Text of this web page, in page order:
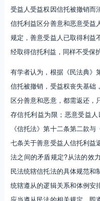
受益人受益权因信托被撤销而
信托利益区分善意和恶意受益
规定，善意受益人已取得利益
经取得信托利益，同样不受保护
有学者认为，根据《民法典》
信托被撤销，受益权丧失基础
区分善意和恶意，都需返还，
存信托利益为限；恶意受益
《信托法》第十二条第二款
七条关于善意受益人信托利益
法之间的矛盾规定?从法的效
民法统辖信托法的具体规范和
统辖遵从的逻辑关系和体例安